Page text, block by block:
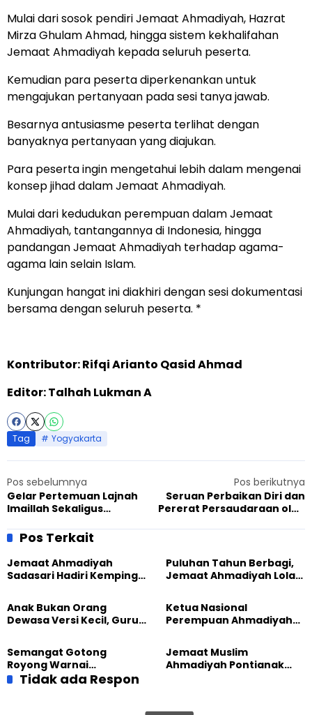
Mulai dari sosok pendiri Jemaat Ahmadiyah, Hazrat
Mirza Ghulam Ahmad, hingga sistem kekhalifahan
Jemaat Ahmadiyah kepada seluruh peserta.
Kemudian para peserta diperkenankan untuk
mengajukan pertanyaan pada sesi tanya jawab.
Besarnya antusiasme peserta terlihat dengan
banyaknya pertanyaan yang diajukan.
Para peserta ingin mengetahui lebih dalam mengenai
konsep jihad dalam Jemaat Ahmadiyah.
Mulai dari kedudukan perempuan dalam Jemaat
Ahmadiyah, tantangannya di Indonesia, hingga
pandangan Jemaat Ahmadiyah terhadap agama-
agama lain selain Islam.
Kunjungan hangat ini diakhiri dengan sesi dokumentasi
bersama dengan seluruh peserta. *
Kontributor: Rifqi Arianto Qasid Ahmad
Editor: Talhah Lukman A
Tag Yogyakarta
Pos sebelumnya
Gelar Pertemuan Lajnah
Imaillah Sekaligus
Muslim Ahmadiyah Bekasi
Raya Sukses Hadirkan Amir
Nasional
Pos berikutnya
Seruan Perbaikan Diri dan
Pererat Persaudaraan oleh
Saat Berkunjung kepada
Entikong dan Sekitarnya
Pos Terkait
Jemaat Ahmadiyah
Sadasari Hadiri Kemping
Majalengka
Puluhan Tahun Berbagi,
Jemaat Ahmadiyah Lolak
Sembako kepada Warga
Anak Bukan Orang
Dewasa Versi Kecil, Guru
Pendidikan BERLIAN
Ketua Nasional
Perempuan Ahmadiyah
Besar Universitas
Terbuka
Semangat Gotong
Royong Warnai
Pembangunan Kembali
Jemaat Muslim
Ahmadiyah Pontianak
Tidak ada Respon